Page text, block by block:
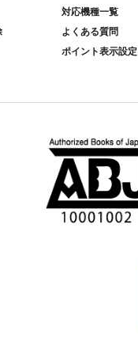
対応機種一覧
よくある質問
ポイント表示設定